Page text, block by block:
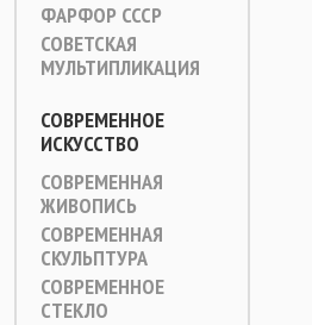
ФАРФОР СССР
СОВЕТСКАЯ
МУЛЬТИПЛИКАЦИЯ
СОВРЕМЕННОЕ
ИСКУССТВО
СОВРЕМЕННАЯ
ЖИВОПИСЬ
СОВРЕМЕННАЯ
СКУЛЬПТУРА
СОВРЕМЕННОЕ
СТЕКЛО